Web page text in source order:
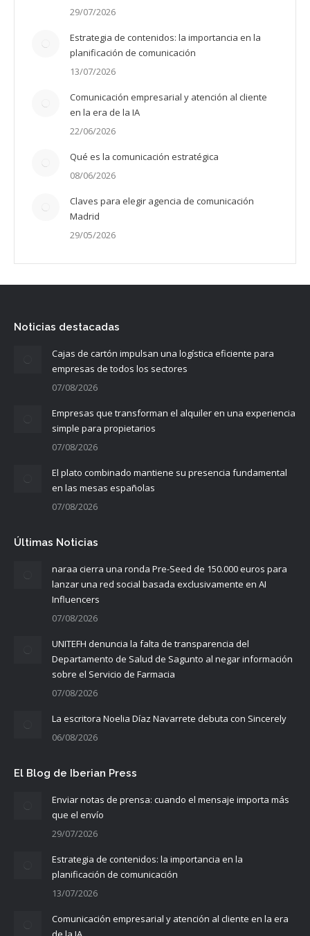
29/07/2026
Estrategia de contenidos: la importancia en la
planificación de comunicación
13/07/2026
Comunicación empresarial y atención al cliente
en la era de la IA
22/06/2026
Qué es la comunicación estratégica
08/06/2026
Claves para elegir agencia de comunicación
Madrid
29/05/2026
Noticias destacadas
Cajas de cartón impulsan una logística eficiente para
empresas de todos los sectores
07/08/2026
Empresas que transforman el alquiler en una experiencia
simple para propietarios
07/08/2026
El plato combinado mantiene su presencia fundamental
en las mesas españolas
07/08/2026
Últimas Noticias
naraa cierra una ronda Pre-Seed de 150.000 euros para
lanzar una red social basada exclusivamente en AI
Influencers
07/08/2026
UNITEFH denuncia la falta de transparencia del
Departamento de Salud de Sagunto al negar información
sobre el Servicio de Farmacia
07/08/2026
La escritora Noelia Díaz Navarrete debuta con Sincerely
06/08/2026
El Blog de Iberian Press
Enviar notas de prensa: cuando el mensaje importa más
que el envío
29/07/2026
Estrategia de contenidos: la importancia en la
planificación de comunicación
13/07/2026
Comunicación empresarial y atención al cliente en la era